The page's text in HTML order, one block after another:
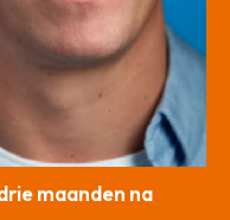
maanden na